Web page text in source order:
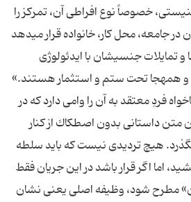
خصوصاً نوع افراطى آن، تمركز را
جامعه، محل كار، خانواده قرار مى‏دهد
و تمایلات جنسى‏شان با ایدئولوژى
و همه‏جا تحت ستم و استثمار هستند.»
فردِ معتقد به آن را وامى دارد كه در
متن داستانى بدون اصطكاك از كنار
هیچ تردیدى نیست كه باید سلطه
اما اگر قرار باشد در این جریان فقط
مطرح شود، وظیفه اصلى یعنى نشان